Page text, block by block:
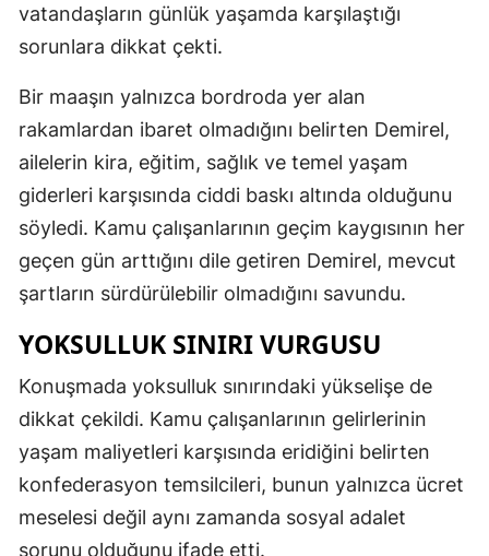
vatandaşların günlük yaşamda karşılaştığı
sorunlara dikkat çekti.
Bir maaşın yalnızca bordroda yer alan
rakamlardan ibaret olmadığını belirten Demirel,
ailelerin kira, eğitim, sağlık ve temel yaşam
giderleri karşısında ciddi baskı altında olduğunu
söyledi. Kamu çalışanlarının geçim kaygısının her
geçen gün arttığını dile getiren Demirel, mevcut
şartların sürdürülebilir olmadığını savundu.
YOKSULLUK SINIRI VURGUSU
Konuşmada yoksulluk sınırındaki yükselişe de
dikkat çekildi. Kamu çalışanlarının gelirlerinin
yaşam maliyetleri karşısında eridiğini belirten
konfederasyon temsilcileri, bunun yalnızca ücret
meselesi değil aynı zamanda sosyal adalet
sorunu olduğunu ifade etti.